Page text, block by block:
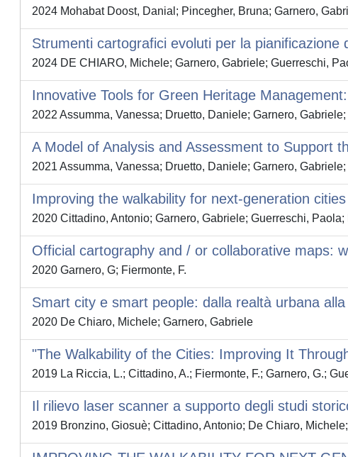
2024 Mohabat Doost, Danial; Pincegher, Bruna; Garnero,
Strumenti cartografici evoluti per la
2024 DE CHIARO, Michele; Garnero, Gabriele; Guerreschi,
Innovative Tools for Green Heritage
2022 Assumma, Vanessa; Druetto, Daniele; Garnero,
A Model of Analysis and Assessment to Support
2021 Assumma, Vanessa; Druetto, Daniele; Garnero,
Improving the walkability for next-generation
2020 Cittadino, Antonio; Garnero, Gabriele; Guerreschi,
Official cartography and / or collaborative maps:
2020 Garnero, G; Fiermonte, F.
Smart city e smart people: dalla realtà urbana
2020 De Chiaro, Michele; Garnero, Gabriele
"The Walkability of the Cities: Improving It
2019 La Riccia, L.; Cittadino, A.; Fiermonte, F.; Garnero, G.;
Il rilievo laser scanner a supporto degli studi
2019 Bronzino, Giosuè; Cittadino, Antonio; De Chiaro,